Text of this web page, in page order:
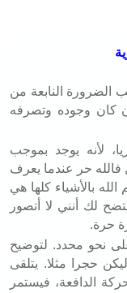
النابعة من
كان وجوده وتصرفه
لأنه يوجد بموجب
فالله حر عندما يعرف
بالأشياء كلها هي
لك أنني لا أتصور
حرة.
نحو محدد. لتوضيح
حجرا مثلا. يتلقى
الدافعة، فيستمر